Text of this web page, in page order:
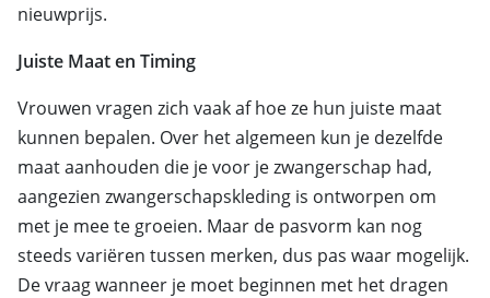
nieuwprijs.
Juiste Maat en Timing
Vrouwen vragen zich vaak af hoe ze hun juiste maat
kunnen bepalen. Over het algemeen kun je dezelfde
maat aanhouden die je voor je zwangerschap had,
aangezien zwangerschapskleding is ontworpen om
met je mee te groeien. Maar de pasvorm kan nog
steeds variëren tussen merken, dus pas waar mogelijk.
De vraag wanneer je moet beginnen met het dragen